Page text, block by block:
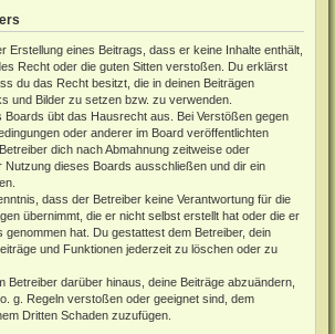
Erstellung eines Beitrags, dass er keine Inhalte enthält,
Recht oder die guten Sitten verstoßen. Du erklärst
du das Recht besitzt, die in deinen Beiträgen
und Bilder zu setzen bzw. zu verwenden.
Boards übt das Hausrecht aus. Bei Verstößen gegen
oder anderer im Board veröffentlichten
dich nach Abmahnung zeitweise oder
Nutzung dieses Boards ausschließen und dir ein
dass der Betreiber keine Verantwortung für die
übernimmt, die er nicht selbst erstellt hat oder die er
genommen hat. Du gestattest dem Betreiber, dein
und Funktionen jederzeit zu löschen oder zu
Betreiber darüber hinaus, deine Beiträge abzuändern,
g. Regeln verstoßen oder geeignet sind, dem
Dritten Schaden zuzufügen.